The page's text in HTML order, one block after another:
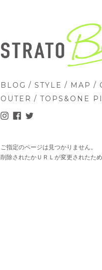
BLOG / STYLE / MAP /
OUTER / TOPS&ONE
ご指定のページは見つかりません。
削除されたかＵＲＬが変更されたた